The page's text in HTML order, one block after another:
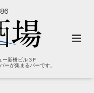
ー新橋ビル３F
ーが集まるバーです。